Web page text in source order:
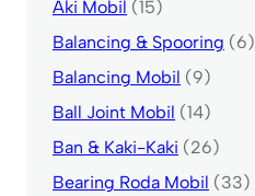
Aki Mobil (15)
Balancing & Spooring (6)
Balancing Mobil (9)
Ball Joint Mobil (14)
Ban & Kaki-Kaki (26)
Bearing Roda Mobil (33)